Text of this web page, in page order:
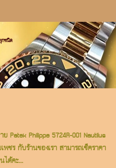
กชนิด
Patek Philippe 5724R-001 Nautilus
ชร กับร้านของเรา สามารถเช็คราคา
ด้คะ...